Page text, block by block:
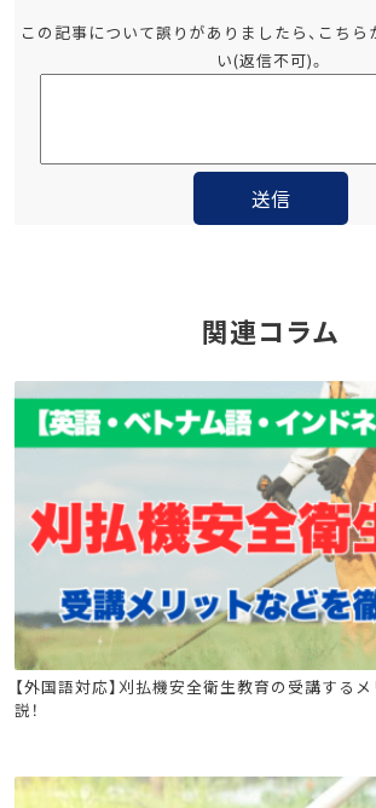
この記事について誤りがありましたら、こち
い(返信不可)。
関連コラム
刈払機取扱作業者安全衛生教育
【外国語対応】刈払機安全衛生教育の受講する
説！